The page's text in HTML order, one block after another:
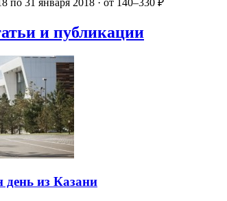
по 31 января 2018 · от 140–330 ₽
и публикации
день из Казани